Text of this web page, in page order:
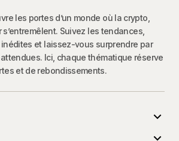
les portes d’un monde où la crypto,
s’entremêlent. Suivez les tendances,
et laissez-vous surprendre par
Ici, chaque thématique réserve
et de rebondissements.